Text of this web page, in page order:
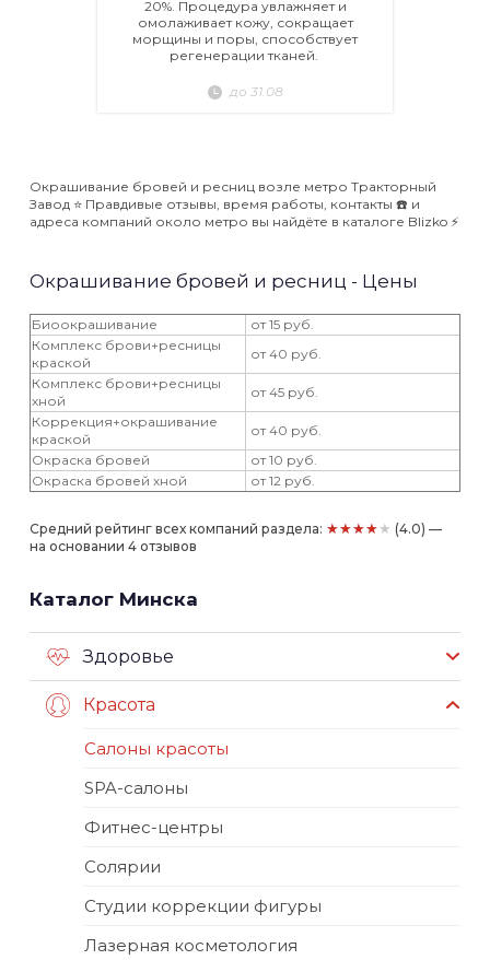
20%. Процедура увлажняет и
омолаживает кожу, сокращает
морщины и поры, способствует
регенерации тканей.
до 31.08
Окрашивание бровей и ресниц возле метро Тракторный
Завод ⭐️ Правдивые отзывы, время работы, контакты ☎️ и
адреса компаний около метро вы найдёте в каталоге Blizko ⚡️
Окрашивание бровей и ресниц - Цены
Биоокрашивание
от 15 руб.
Комплекс брови+ресницы
краской
от 40 руб.
Комплекс брови+ресницы
хной
от 45 руб.
Коррекция+окрашивание
краской
от 40 руб.
Окраска бровей
от 10 руб.
Окраска бровей хной
от 12 руб.
Средний рейтинг всех компаний раздела: ★★★★★ (4.0) —
на основании 4 отзывов
Каталог Минска
Здоровье
Красота
Салоны красоты
SPA-салоны
Фитнес-центры
Солярии
Студии коррекции фигуры
Лазерная косметология